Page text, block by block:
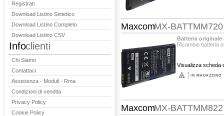
Registrati
Download Listino Sintetico
Download Listino Completo
Download Listino CSV
Infoclienti
Chi Siamo
Contattaci
Assistenza - Moduli - Rma
Condizioni di vendita
Privacy Policy
Cookie Policy
MaxcomMX-BATTMM720
Batteria originale
Ricambio batteria
Visualizza scheda
IN MAGAZZINO
MaxcomMX-BATTMM822